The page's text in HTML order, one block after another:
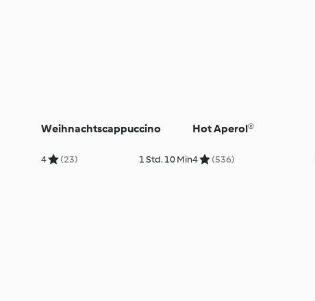
Weihnachtscappuccino
4 (23) 1 Std. 10 Min
Hot Aperol®
4 (536)